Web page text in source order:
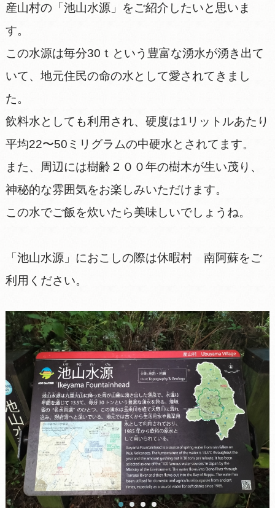
産山村の「池山水源」をご紹介したいと思いま
す。
この水源は毎分30ｔという豊富な湧水が湧き出て
いて、地元住民の命の水として愛されてきまし
た。
飲料水としても利用され、硬度は1リットルあたり
平均22〜50ミリグラムの中硬水とされてます。
また、周辺には樹齢２００年の樹木が生い茂り、
神秘的な雰囲気をお楽しみいただけます。
この水でご飯を炊いたら美味しいでしょうね。
「池山水源」におこしの際は休暇村 南阿蘇をご
利用ください。